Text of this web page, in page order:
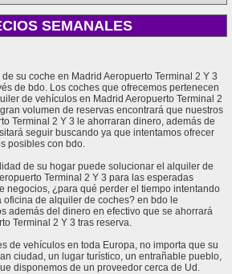
SEMANALES
su coche en Madrid Aeropuerto Terminal 2 Y 3
de bdo. Los coches que ofrecemos pertenecen
de vehículos en Madrid Aeropuerto Terminal 2
volumen de reservas encontrará que nuestros
Terminal 2 Y 3 le ahorraran dinero, además de
seguir buscando ya que intentamos ofrecer
posibles con bdo.
de su hogar puede solucionar el alquiler de
Terminal 2 Y 3 para las esperadas
negocios, ¿para qué perder el tiempo intentando
oficina de alquiler de coches? en bdo le
además del dinero en efectivo que se ahorrará
Terminal 2 Y 3 tras reserva.
de vehículos en toda Europa, no importa que su
ciudad, un lugar turístico, un entrañable pueblo,
disponemos de un proveedor cerca de Ud.